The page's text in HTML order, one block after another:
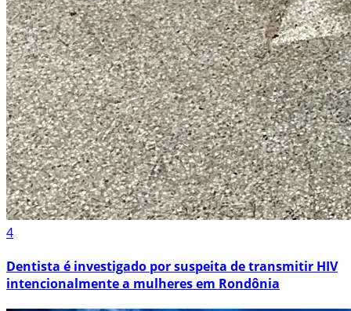
4
Dentista é investigado por suspeita de transmitir HIV
intencionalmente a mulheres em Rondônia